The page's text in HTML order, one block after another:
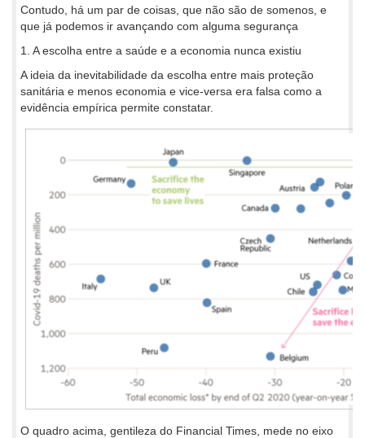
Contudo, há um par de coisas, que não são de somenos, e
que já podemos ir avançando com alguma segurança
1. A escolha entre a saúde e a economia nunca existiu
A ideia da inevitabilidade da escolha entre mais proteção
sanitária e menos economia e vice-versa era falsa como a
evidência empírica permite constatar.
O quadro acima, gentileza do Financial Times, mede no eixo